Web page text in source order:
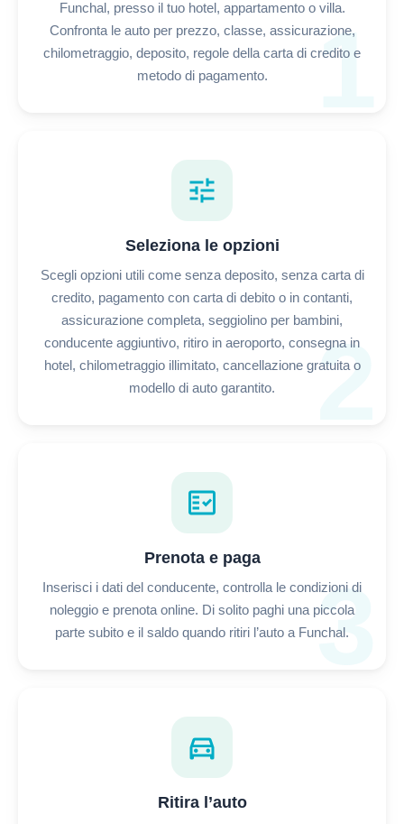
1
Funchal, presso il tuo hotel, appartamento o villa.
Confronta le auto per prezzo, classe, assicurazione,
chilometraggio, deposito, regole della carta di credito e
metodo di pagamento.
2
tune
Seleziona le opzioni
Scegli opzioni utili come senza deposito, senza carta di
credito, pagamento con carta di debito o in contanti,
assicurazione completa, seggiolino per bambini,
conducente aggiuntivo, ritiro in aeroporto, consegna in
hotel, chilometraggio illimitato, cancellazione gratuita o
modello di auto garantito.
3
fact_check
Prenota e paga
Inserisci i dati del conducente, controlla le condizioni di
noleggio e prenota online. Di solito paghi una piccola
parte subito e il saldo quando ritiri l’auto a Funchal.
directions_car
Ritira l’auto